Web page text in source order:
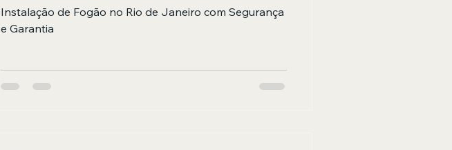
Instalação de Fogão no Rio de Janeiro com Segurança
e Garantia